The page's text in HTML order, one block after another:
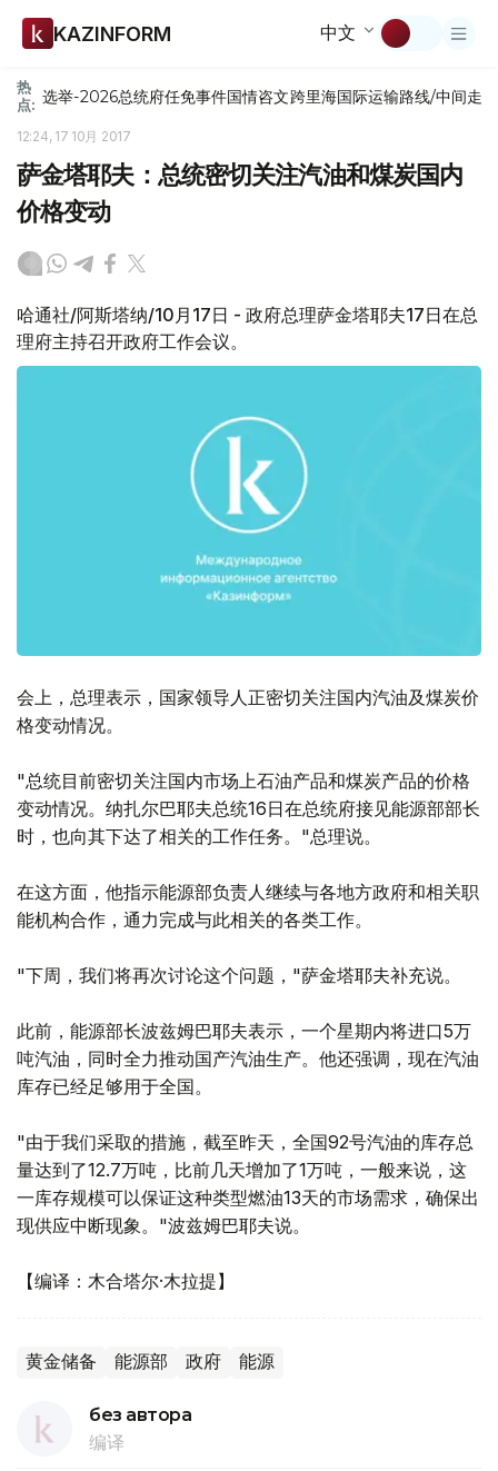
KAZINFORM 中文
热
点: 选举-2026总统府任免事件国情咨文跨里海国际运输路线/中间走廊
12:24, 17 10月 2017
萨金塔耶夫：总统密切关注汽油和煤炭国内
价格变动
哈通社/阿斯塔纳/10月17日 - 政府总理萨金塔耶夫17日在总
理府主持召开政府工作会议。
会上，总理表示，国家领导人正密切关注国内汽油及煤炭价
格变动情况。
"总统目前密切关注国内市场上石油产品和煤炭产品的价格
变动情况。纳扎尔巴耶夫总统16日在总统府接见能源部部长
时，也向其下达了相关的工作任务。"总理说。
在这方面，他指示能源部负责人继续与各地方政府和相关职
能机构合作，通力完成与此相关的各类工作。
"下周，我们将再次讨论这个问题，"萨金塔耶夫补充说。
此前，能源部长波兹姆巴耶夫表示，一个星期内将进口5万
吨汽油，同时全力推动国产汽油生产。他还强调，现在汽油
库存已经足够用于全国。
"由于我们采取的措施，截至昨天，全国92号汽油的库存总
量达到了12.7万吨，比前几天增加了1万吨，一般来说，这
一库存规模可以保证这种类型燃油13天的市场需求，确保出
现供应中断现象。"波兹姆巴耶夫说。
【编译：木合塔尔·木拉提】
黄金储备 能源部 政府 能源
без автора
编译